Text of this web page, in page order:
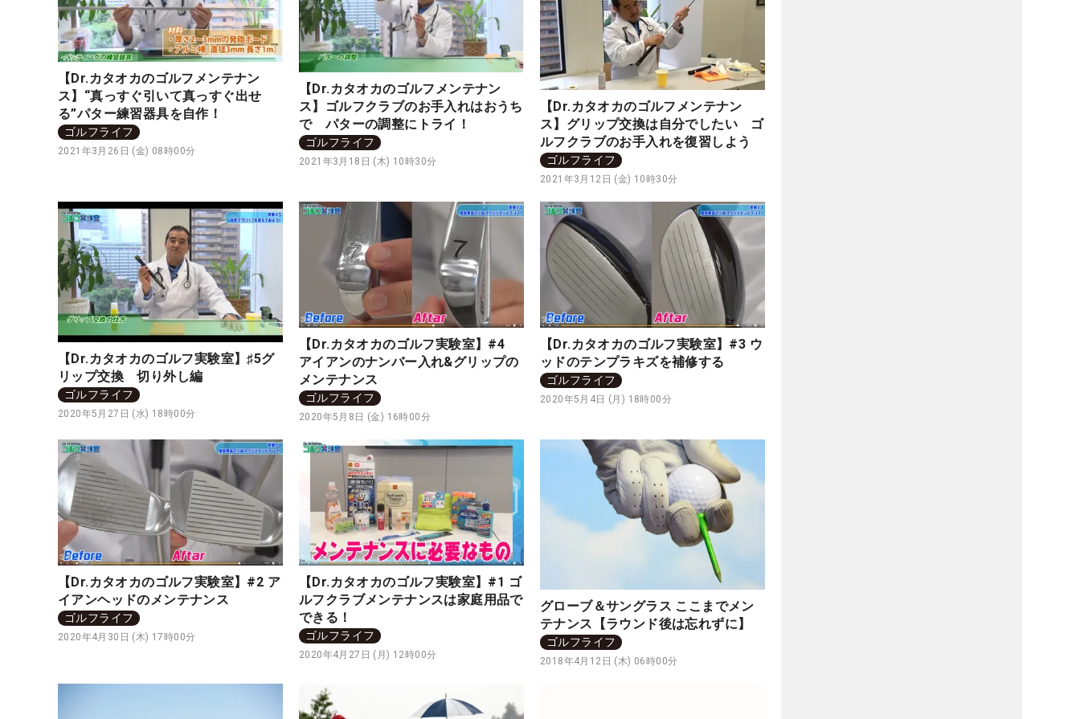
【Dr.カタオカのゴルフメンテナン
ス】“真っすぐ引いて真っすぐ出せ
る”パター練習器具を自作！
ゴルフライフ
2021年3月26日 (金) 08時00分
【Dr.カタオカのゴルフメンテナン
ス】ゴルフクラブのお手入れはおうち
で パターの調整にトライ！
ゴルフライフ
2021年3月18日 (木) 10時30分
【Dr.カタオカのゴルフメンテナン
ス】グリップ交換は自分でしたい ゴ
ルフクラブのお手入れを復習しよう
ゴルフライフ
2021年3月12日 (金) 10時30分
【Dr.カタオカのゴルフ実験室】♯5グ
リップ交換 切り外し編
ゴルフライフ
2020年5月27日 (水) 18時00分
【Dr.カタオカのゴルフ実験室】#4
アイアンのナンバー入れ&グリップの
メンテナンス
ゴルフライフ
2020年5月8日 (金) 16時00分
【Dr.カタオカのゴルフ実験室】#3 ウ
ッドのテンプラキズを補修する
ゴルフライフ
2020年5月4日 (月) 18時00分
【Dr.カタオカのゴルフ実験室】#2 ア
イアンヘッドのメンテナンス
ゴルフライフ
2020年4月30日 (木) 17時00分
【Dr.カタオカのゴルフ実験室】#1 ゴ
ルフクラブメンテナンスは家庭用品で
できる！
ゴルフライフ
2020年4月27日 (月) 12時00分
グローブ＆サングラス ここまでメン
テナンス【ラウンド後は忘れずに】
ゴルフライフ
2018年4月12日 (木) 06時00分